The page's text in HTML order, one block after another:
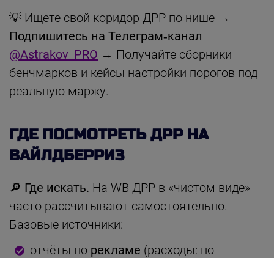
💡 Ищете свой коридор ДРР по нише →
Подпишитесь на Телеграм‑канал
@Astrakov_PRO → Получайте сборники
бенчмарков и кейсы настройки порогов под
реальную маржу.
ГДЕ ПОСМОТРЕТЬ ДРР НА
ВАЙЛДБЕРРИЗ
🔎 Где искать. На WB ДРР в «чистом виде»
часто рассчитывают самостоятельно.
Базовые источники:
отчёты по рекламе (расходы: по